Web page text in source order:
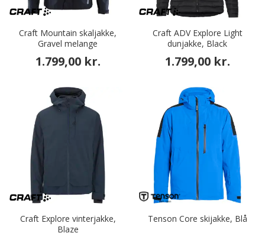
Craft Mountain skaljakke,
Gravel melange
1.799,00 kr.
Craft ADV Explore Light
dunjakke, Black
1.799,00 kr.
Craft Explore vinterjakke,
Blaze
Tenson Core skijakke, Blå